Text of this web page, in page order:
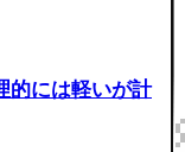
的には軽いが計